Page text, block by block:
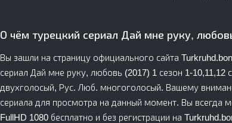
О чём турецкий сериал Дай мне руку,
Вы зашли на страницу официального сайта
сериал Дай мне руку, любовь (2017) 1 сезон 1-10,11,12
двухголосый, Рус. Люб. многоголосый. Вашему
сериала для просмотра на данный момент. Вы всегда
FullHD 1080 бесплатно и без регистрации на